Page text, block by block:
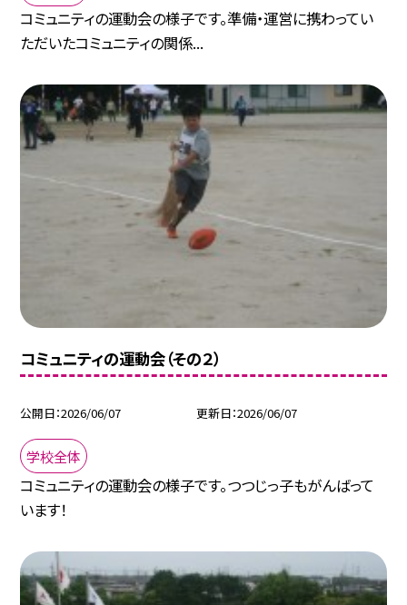
コミュニティの運動会の様子です。準備・運営に携わってい
ただいたコミュニティの関係...
コミュニティの運動会（その２）
公開日 2026/06/07 更新日 2026/06/07
学校全体
コミュニティの運動会の様子です。つつじっ子もがんばって
います！